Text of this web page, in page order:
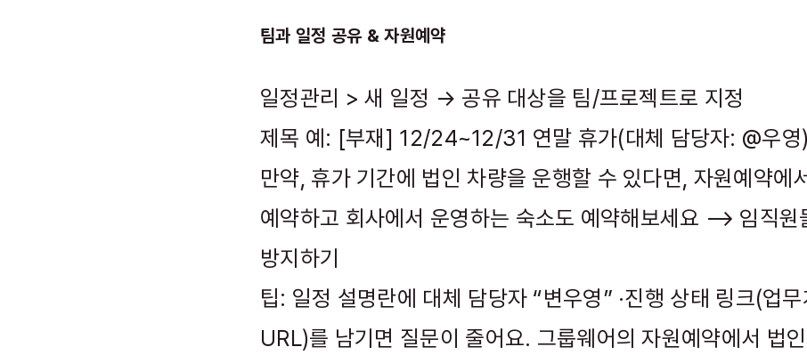
팀과 일정 공유 & 자원예약
일정관리 > 새 일정 → 공유 대상을 팀/프로젝트로 지정
제목 예: [부재] 12/24~12/31 연말 휴가(대체 담당자: @우영)
만약, 휴가 기간에 법인 차량을 운행할 수 있다면, 자원예약에
예약하고 회사에서 운영하는 숙소도 예약해보세요 ⟶ 임직원
방지하기
팁: 일정 설명란에 대체 담당자 “변우영” ·진행 상태 링크(업
URL)를 남기면 질문이 줄어요. 그룹웨어의 자원예약에서 법